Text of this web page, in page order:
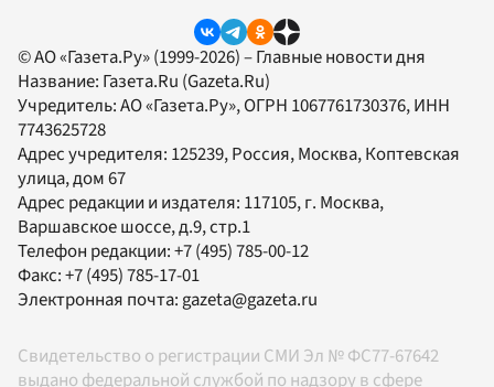
© АО «Газета.Ру» (1999-2026) – Главные новости дня
Название: Газета.Ru (Gazeta.Ru)
Учредитель:АО «Газета.Ру», ОГРН 1067761730376, ИНН
7743625728
Адрес учредителя: 125239, Россия, Москва, Коптевская
улица, дом 67
Адрес редакции и издателя: 117105, г. Москва,
Варшавское шоссе, д.9, стр.1
Телефон редакции:+7 (495) 785-00-12
Факс:+7 (495) 785-17-01
Электронная почта:gazeta@gazeta.ru
Свидетельство о регистрации СМИ Эл № ФС77-67642
выдано федеральной службой по надзору в сфере